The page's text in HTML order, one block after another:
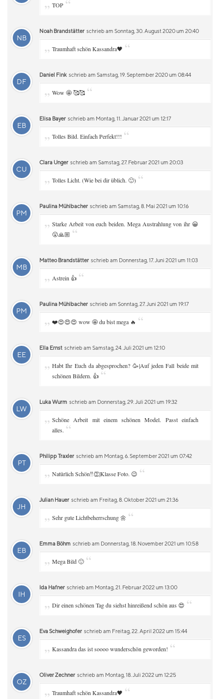
„ TOP “
NB
Noah Brandstätter schrieb am Sonntag, 30. August 2020 um 20:40
„ Traumhaft schön Kassandra🖤 “
DF
Daniel Fink schrieb am Samstag, 19. September 2020 um 08:44
„ Wow 🤩 🥰🥰 “
EB
Elisa Bayer schrieb am Montag, 11. Januar 2021 um 12:17
„ Tolles Bild. Einfach Perfekt!!! “
CU
Clara Unger schrieb am Samstag, 27. Februar 2021 um 20:03
„ Tolles Licht. (Wie bei dir üblich. 🙂) “
PM
Paulina Mühlbacher schrieb am Samstag, 8. Mai 2021 um 10:16
„ Starke Arbeit von euch beiden. Mega Austrahlung von ihr 😀
😮🙏🏼 “
MB
Matteo Brandstätter schrieb am Donnerstag, 17. Juni 2021 um 11:03
„ Astrein 👍 “
PM
Paulina Mühlbacher schrieb am Sonntag, 27. Juni 2021 um 19:17
„ ❤️😍😍😍 wow 🤩 du bist mega 🔥 “
EE
Ella Ernst schrieb am Samstag, 24. Juli 2021 um 12:10
„ Habt Ihr Euch da abgesprochen? 🥳|Auf jeden Fall beide mit
schönen Bildern. 👍 “
LW
Luka Wurm schrieb am Donnerstag, 29. Juli 2021 um 19:32
„ Schöne Arbeit mit einem schönen Model. Passt einfach
alles. “
PT
Philipp Traxler schrieb am Montag, 6. September 2021 um 07:42
„ Natürlich Schön‼️👏|Klasse Foto. 😉 “
JH
Julian Hauer schrieb am Freitag, 8. Oktober 2021 um 21:36
„ Sehr gute Lichtbeherrschung 🌼 “
EB
Emma Böhm schrieb am Donnerstag, 18. November 2021 um 10:58
„ Mega Bild 🙂 “
IH
Ida Hafner schrieb am Montag, 21. Februar 2022 um 13:00
„ Dir einen schönen Tag du siehst hinreißend schön aus 😍 “
ES
Eva Schweighofer schrieb am Freitag, 22. April 2022 um 15:44
„ Kassandra das ist soooo wunderschön geworden! “
OZ
Oliver Zechner schrieb am Montag, 18. Juli 2022 um 12:25
„ Traumhaft schön Kassandra🖤 “